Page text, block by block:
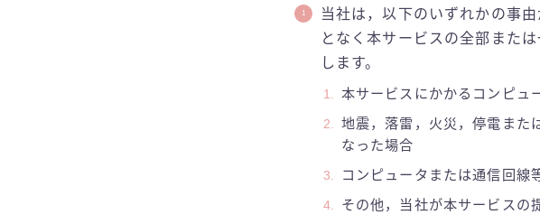
当社は，以下のいずれかの事
となく本サービスの全部また
します。
本サービスにかかるコンピュ
地震，落雷，火災，停電また
なった場合
コンピュータまたは通信回線
その他，当社が本サービスの